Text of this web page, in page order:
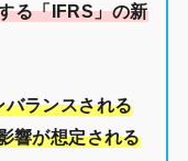
る「IFRS」の新
ランスされる
響が想定される